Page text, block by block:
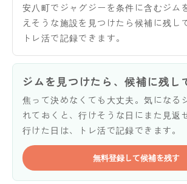
安八町でジャグジーを条件に含むジム
えそうな施設を見つけたら候補に残し
トレ活で記録できます。
ジムを見つけたら、候補に残し
焦って決めなくても大丈夫。気になる
れておくと、行けそうな日にまた見返
行けた日は、トレ活で記録できます。
無料登録して候補を残す